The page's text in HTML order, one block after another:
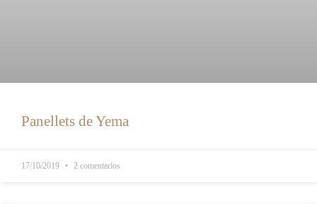
Panellets de Yema
17/10/2019 2 comentarios